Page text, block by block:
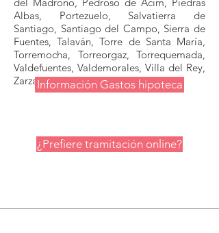
Albas, Portezuelo, Salvatierra de
Santiago, Santiago del Campo, Sierra de
Fuentes, Talaván, Torre de Santa María,
Torremocha, Torreorgaz, Torrequemada,
Valdefuentes, Valdemorales, Villa del Rey,
Zarza de Montánchez, Zarza la Mayor.
Abogado gastos
Información Gastos hipoteca
¿Prefiere tramitación online?